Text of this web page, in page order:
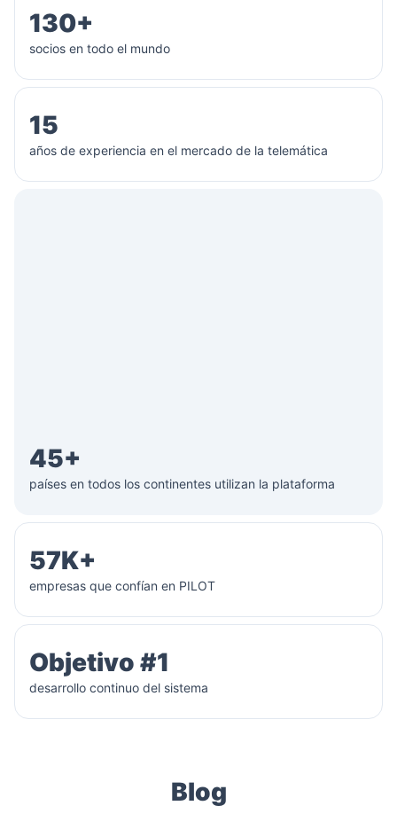
130+
socios en todo el mundo
15
años de experiencia en el mercado de la telemática
45+
países en todos los continentes utilizan la plataforma
57K+
empresas que confían en PILOT
Objetivo #1
desarrollo continuo del sistema
Blog